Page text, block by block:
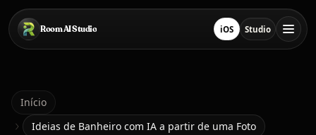
Pular para o conteúdo principal
Room AI Studio
Início iOSBaixar na App Store
StudioAbrir Studio
Início
Ideias de Banheiro com IA a partir de uma Foto